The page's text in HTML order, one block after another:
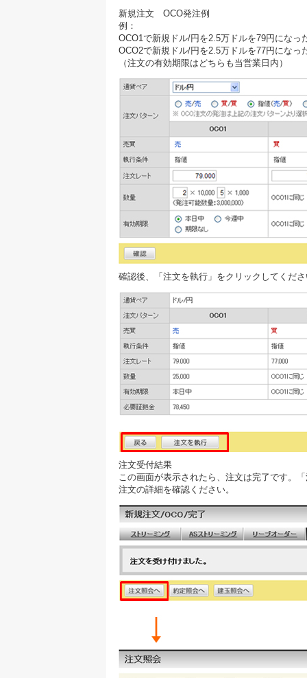
新規注文 OCO発注例
例：
OCO1で新規ドル/円を2.5万ドルを79円になっ
OCO2で新規ドル/円を2.5万ドルを77円になっ
（注文の有効期限はどちらも当営業日内）
確認後、「注文を執行」をクリックしてくだ
注文受付結果
この画面が表示されたら、注文は完了です。
注文の詳細を確認ください。